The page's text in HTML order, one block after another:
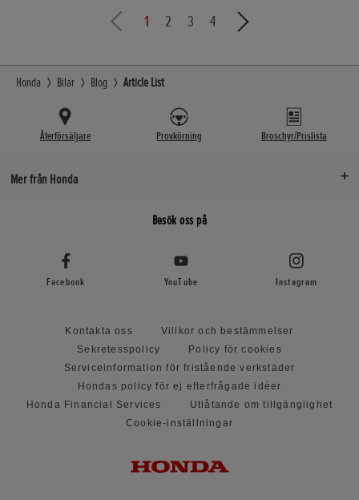
1 2 3 4
Honda Bilar Blog Article List
Återförsäljare Provkörning Broschyr/Prislista
Mer från Honda
Besök oss på
Facebook YouTube Instagram
Kontakta oss
Villkor och bestämmelser
Sekretesspolicy
Policy för cookies
Serviceinformation för fristående verkstäder
Hondas policy för ej efterfrågade idéer
Honda Financial Services
Utlåtande om tillgänglighet
Cookie-inställningar